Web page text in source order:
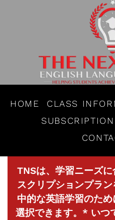
HOME CLASS
TNSは、学習ニーズ
スクリプションプラ
中的な英語学習のた
選択できます。* いつ